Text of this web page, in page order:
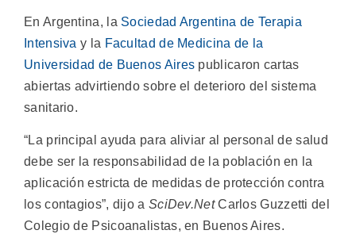
En Argentina, la Sociedad Argentina de Terapia
Intensiva y la Facultad de Medicina de la
Universidad de Buenos Aires publicaron cartas
abiertas advirtiendo sobre el deterioro del sistema
sanitario.
“La principal ayuda para aliviar al personal de salud
debe ser la responsabilidad de la población en la
aplicación estricta de medidas de protección contra
los contagios”, dijo a SciDev.NetCarlos Guzzetti del
Colegio de Psicoanalistas, en Buenos Aires.